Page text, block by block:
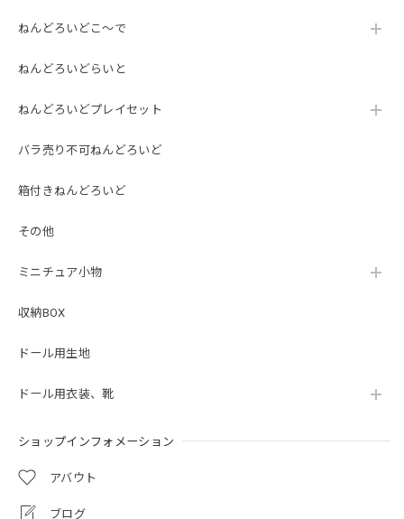
ねんどろいどこ～で
ねんどろいどらいと
ねんどろいどプレイセット
バラ売り不可ねんどろいど
箱付きねんどろいど
その他
ミニチュア小物
収納BOX
ドール用生地
ドール用衣装、靴
ショップインフォメーション
アバウト
ブログ